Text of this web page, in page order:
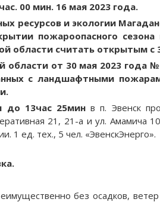
00 мин. 16 мая 2023 года.
ресурсов и экологии
пожароопасного сезона
области считать открытым с
области от 30 мая 2023 года
с ландшафтными
до 13час 25минв п. Эвенск
21, 21-а и ул. Амамича
1 ед. тех., 5 чел. «ЭвенскЭнерго».
без осадков,